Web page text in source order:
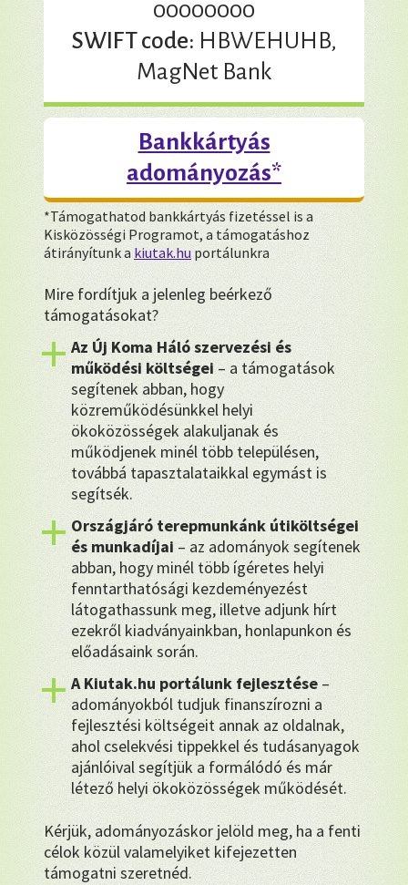
00000000
SWIFT code: HBWEHUHB,
MagNet Bank
Bankkártyás
adományozás*
*Támogathatod bankkártyás fizetéssel is a
Kisközösségi Programot, a támogatáshoz
átirányítunk akiutak.huportálunkra
Mire fordítjuk a jelenleg beérkező
támogatásokat?
Az Új Koma Háló szervezési és
működési költségei– a támogatások
segítenek abban, hogy
közreműködésünkkel helyi
ökoközösségek alakuljanak és
működjenek minél több településen,
továbbá tapasztalataikkal egymást is
segítsék.
Országjáró terepmunkánk útiköltségei
és munkadíjai– az adományok segítenek
abban, hogy minél több ígéretes helyi
fenntarthatósági kezdeményezést
látogathassunk meg, illetve adjunk hírt
ezekről kiadványainkban, honlapunkon és
előadásaink során.
A Kiutak.hu portálunk fejlesztése–
adományokból tudjuk finanszírozni a
fejlesztési költségeit annak az oldalnak,
ahol cselekvési tippekkel és tudásanyagok
ajánlóival segítjük a formálódó és már
létező helyi ökoközösségek működését.
Kérjük, adományozáskor jelöld meg, ha a fenti
célok közül valamelyiket kifejezetten
támogatni szeretnéd.